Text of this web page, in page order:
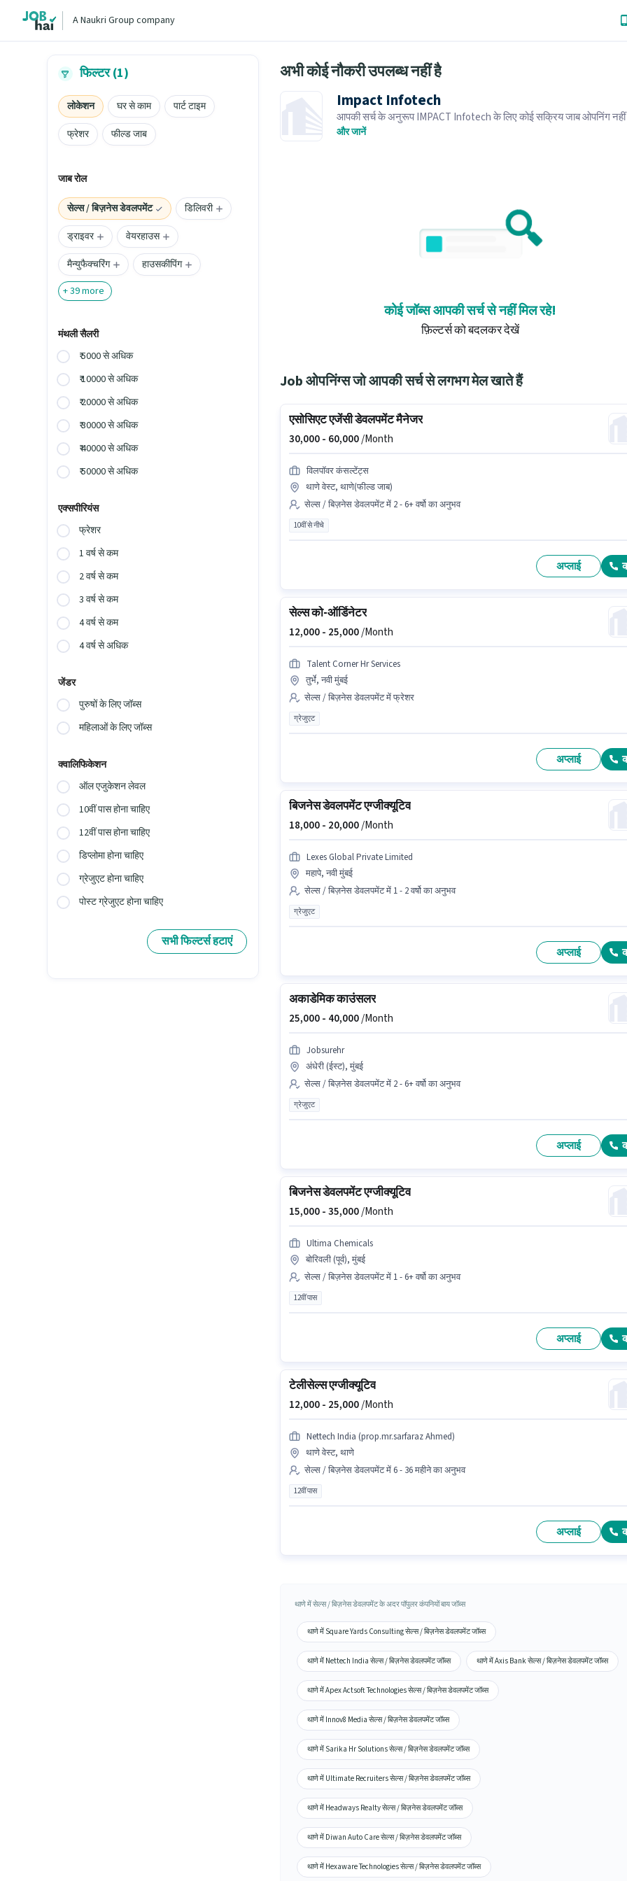
A Naukri Group company
फिल्टर (1)
लोकेशन घर से काम
पार्ट टाइम
फ्रेशर
फील्ड जाब
जाब रोल
सेल्स / बिज़नेस डेवलपमेंट
डिलिवरी
ड्राइवर
वेयरहाउस
मैन्युफैक्चरिंग
हाउसकीपिंग
+39more
मंथली सैलरी
₹ 5000 से अधिक
₹ 10000 से अधिक
₹ 20000 से अधिक
₹ 30000 से अधिक
₹ 40000 से अधिक
₹ 50000 से अधिक
एक्सपीरियंस
फ्रेशर
1 वर्ष से कम
2 वर्ष से कम
3 वर्ष से कम
4 वर्ष से कम
4 वर्ष से अधिक
जेंडर
पुरुषों के लिए जॉब्स
महिलाओं के लिए जॉब्स
क्वालिफिकेशन
ऑल एजुकेशन लेवल
10वीं पास होना चाहिए
12वीं पास होना चाहिए
डिप्लोमा होना चाहिए
ग्रेजुएट होना चाहिए
पोस्ट ग्रेजुएट होना चाहिए
सभी फिल्टर्स हटाएं
अभी कोई नौकरी उपलब्ध नहीं है
Impact Infotech
आपकी सर्च के अनुरूप IMPACT Infotech के लिए कोई सक्रिय जाब ओपनिंग
समान जाब ओपनिंग्स ब्राउज़ करें।
और जानें
कोई जॉब्स आपकी सर्च से नहीं मिल रहे!
फ़िल्टर्स को बदलकर देखें
Job ओपनिंग्स जो आपकी सर्च से लगभग मेल खाते हैं
एसोसिएट एजेंसी डेवलपमेंट मैनेजर
30,000 - 60,000/Month
विलपॉवर कंसल्टेंट्स
थाणे वेस्ट, थाणे(फील्ड जाब)
सेल्स / बिज़नेस डेवलपमेंट में 2 - 6+ वर्षो का अनुभव
10वीं से नीचे
अप्लाई
सेल्स को-ऑर्डिनेटर
12,000 - 25,000/Month
Talent Corner Hr Services
तुर्भे, नवी मुंबई
सेल्स / बिज़नेस डेवलपमेंट में फ्रेशर
ग्रेजुएट
अप्लाई
बिजनेस डेवलपमेंट एग्जीक्यूटिव
18,000 - 20,000/Month
Lexes Global Private Limited
महापे, नवी मुंबई
सेल्स / बिज़नेस डेवलपमेंट में 1 - 2 वर्षो का अनुभव
ग्रेजुएट
अप्लाई
अकाडेमिक काउंसलर
25,000 - 40,000/Month
Jobsurehr
अंधेरी (ईस्ट), मुंबई
सेल्स / बिज़नेस डेवलपमेंट में 2 - 6+ वर्षो का अनुभव
ग्रेजुएट
अप्लाई
बिजनेस डेवलपमेंट एग्जीक्यूटिव
15,000 -35,000/Month
Ultima Chemicals
बोरिवली (पूर्व), मुंबई
सेल्स / बिज़नेस डेवलपमेंट में 1 - 6+ वर्षो का अनुभव
12वीं पास
अप्लाई
टेलीसेल्स एग्जीक्यूटिव
12,000 - 25,000/Month
Nettech India (prop.mr.sarfaraz Ahmed)
थाणे वेस्ट, थाणे
सेल्स / बिज़नेस डेवलपमेंट में 6 - 36 महीने का अनुभव
12वीं पास
अप्लाई
थाणे में सेल्स / बिज़नेस डेवलपमेंट के अदर पॉपुलर कंपनियों बाय जॉब्स
थाणे में Square Yards Consulting सेल्स / बिज़नेस डेवलपमेंट जॉब्स
थाणे में Nettech India सेल्स / बिज़नेस डेवलपमेंट जॉब्स थाणे में Axis Bank सेल्स / बिज़नेस डेवलपमेंट जॉब्स
थाणे में Apex Actsoft Technologies सेल्स / बिज़नेस डेवलपमेंट जॉब्स
थाणे में Innov8 Media सेल्स / बिज़नेस डेवलपमेंट जॉब्स
थाणे में Sarika Hr Solutions सेल्स / बिज़नेस डेवलपमेंट जॉब्स
थाणे में Ultimate Recruiters सेल्स / बिज़नेस डेवलपमेंट जॉब्स
थाणे में Headways Realty सेल्स / बिज़नेस डेवलपमेंट जॉब्स
थाणे में Diwan Auto Care सेल्स / बिज़नेस डेवलपमेंट जॉब्स
थाणे में Hexaware Technologies सेल्स / बिज़नेस डेवलपमेंट जॉब्स